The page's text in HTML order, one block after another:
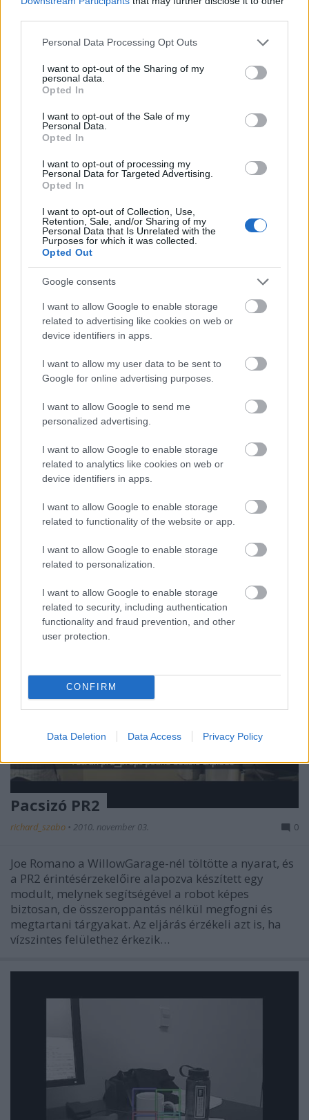
Please note that this website/app uses one or more Google
not limited to your visit or usage behaviour. You may click to
grant or deny consent to Google and its third-party tags to
use your data for below specified purposes in below Google
consent section.
Personal Data Processing Opt Outs
I want to opt-out of the Sharing of my
personal data.
Opted In
I want to opt-out of the Sale of my
Personal Data.
Opted In
I want to opt-out of processing my
Personal Data for Targeted Advertising.
Opted In
I want to opt-out of Collection, Use,
Retention, Sale, and/or Sharing of my
Personal Data that Is Unrelated with the
Purposes for which it was collected.
Opted Out
Google consents
I want to allow Google to enable storage
related to advertising like cookies on web or
device identifiers in apps.
I want to allow my user data to be sent to
Google for online advertising purposes.
I want to allow Google to send me
personalized advertising.
I want to allow Google to enable storage
related to analytics like cookies on web or
device identifiers in apps.
I want to allow Google to enable storage
related to functionality of the website or app.
I want to allow Google to enable storage
related to personalization.
I want to allow Google to enable storage
related to security, including authentication
functionality and fraud prevention, and other
user protection.
CONFIRM
Data Deletion Data Access Privacy Policy
Turtlebot-ot a hobbirobotosoknak!
richard_szabo• 2011. április 12.
A WillowGarage a PR2 és Texai után elkészült egy
olcsóbb, ezért földi halandóknak is elfogadható árú
tartalmaz egy iRobot Create-et egy Kinectet, egy
netbookot és természetesen a robot házát.
PR2 és a Kinect
richard_szabo• 2011. január 05.
A WillowGarage is elkezdte használni a Microsoft új
szenzorát, és egy új kísérleti ROS modult is
is tartanak a fejlesztéssel.Forrás: WillowGarage
Pacsizó PR2
richard_szabo • 2010. november 03. 0
Joe Romano a WillowGarage-nél töltötte a nyarat, és
a PR2 érintésérzekelőire alapozva készített egy
modult, melynek segítségével a robot képes
biztosan, de összeroppantás nélkül megfogni és
megtartani tárgyakat. Az eljárás érzékeli azt is, ha
vízszintes felülethez érkezik…